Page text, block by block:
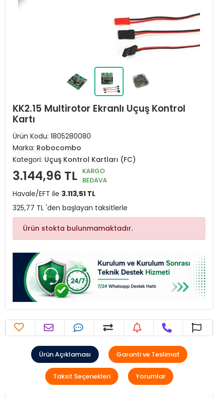
KK2.15 Multirotor Ekranlı Uçuş Kontrol
Kartı
Ürün Kodu: 1805280080
Marka: Robocombo
Kategori: Uçuş Kontrol Kartları (FC)
3.144,96 TL KARGO
BEDAVA
Havale/EFT ile 3.113,51 TL
325,77 TL 'den başlayan taksitlerle
Ürün stokta bulunmamaktadır.
Ürün Açıklaması Garanti ve Teslimat
Taksit Seçenekleri Yorumlar